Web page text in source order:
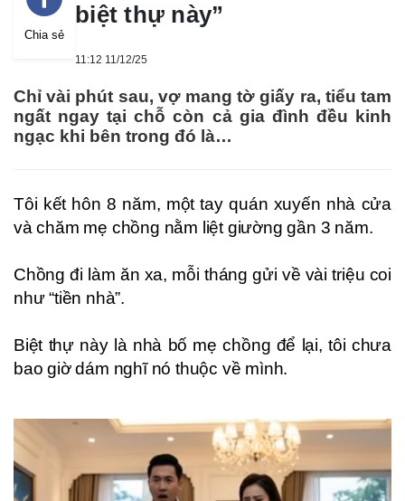
Chia sẻ
biệt thự này”
11:12 11/12/25
Chỉ vài phút sau, vợ mang tờ giấy ra, tiểu tam
ngất ngay tại chỗ còn cả gia đình đều kinh
ngạc khi bên trong đó là…
Tôi kết hôn 8 năm, một tay quán xuyến nhà cửa
và chăm mẹ chồng nằm liệt giường gần 3 năm.
Chồng đi làm ăn xa, mỗi tháng gửi về vài triệu coi
như “tiền nhà”.
Biệt thự này là nhà bố mẹ chồng để lại, tôi chưa
bao giờ dám nghĩ nó thuộc về mình.